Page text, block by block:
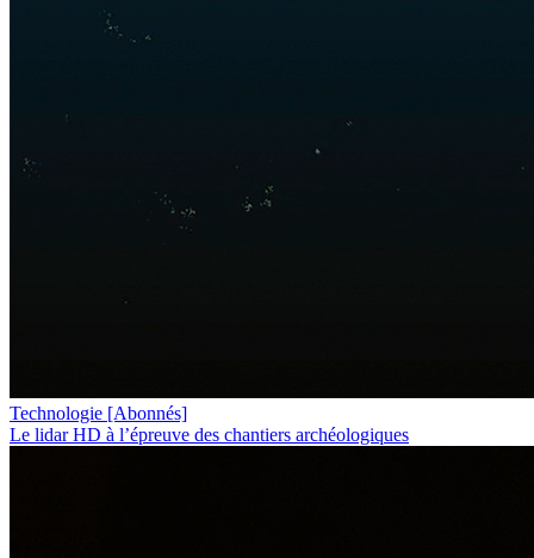
Technologie [Abonnés]
Le lidar HD à l’épreuve des chantiers archéologiques